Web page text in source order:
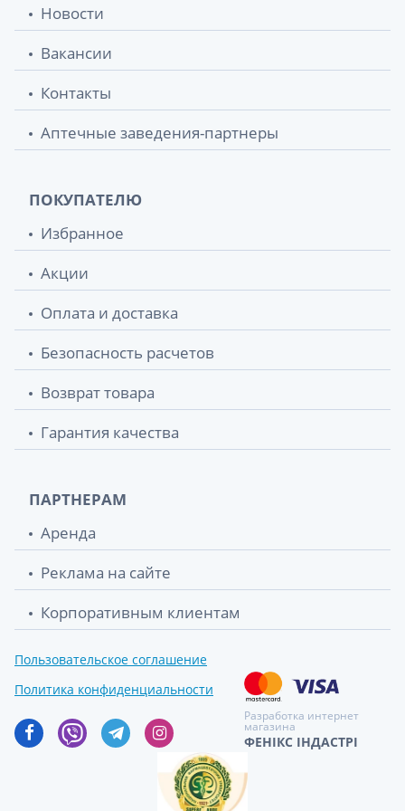
Одеколон тройной 110мл 57 грн.
Одеколон тройной 180мл 64.40 грн.
Новости
Вакансии
Контакты
Аптечные заведения-партнеры
ПОКУПАТЕЛЮ
Избранное
Акции
Оплата и доставка
Безопасность расчетов
Возврат товара
Гарантия качества
ПАРТНЕРАМ
Аренда
Реклама на сайте
Корпоративным клиентам
Пользовательское соглашение
Политика конфиденциальности
Разработка интернет
магазина
ФЕНІКС ІНДАСТРІ